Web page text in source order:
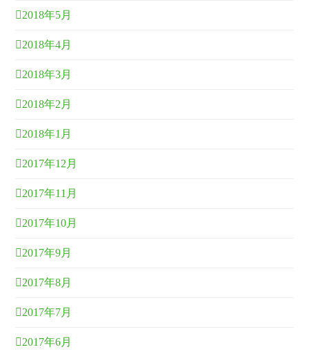
2018年5月
2018年4月
2018年3月
2018年2月
2018年1月
2017年12月
2017年11月
2017年10月
2017年9月
2017年8月
2017年7月
2017年6月